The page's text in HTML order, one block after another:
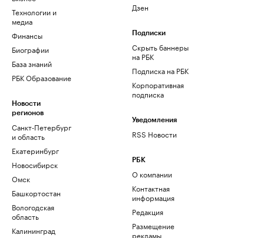
Технологии и
медиа
Финансы
Биографии
База знаний
РБК Образование
Новости
регионов
Санкт-Петербург
и область
Екатеринбург
Новосибирск
Омск
Башкортостан
Вологодская
область
Калининград
Дзен
Подписки
Скрыть баннеры
на РБК
Подписка на РБК
Корпоративная
подписка
Уведомления
RSS Новости
РБК
О компании
Контактная
информация
Редакция
Размещение
рекламы